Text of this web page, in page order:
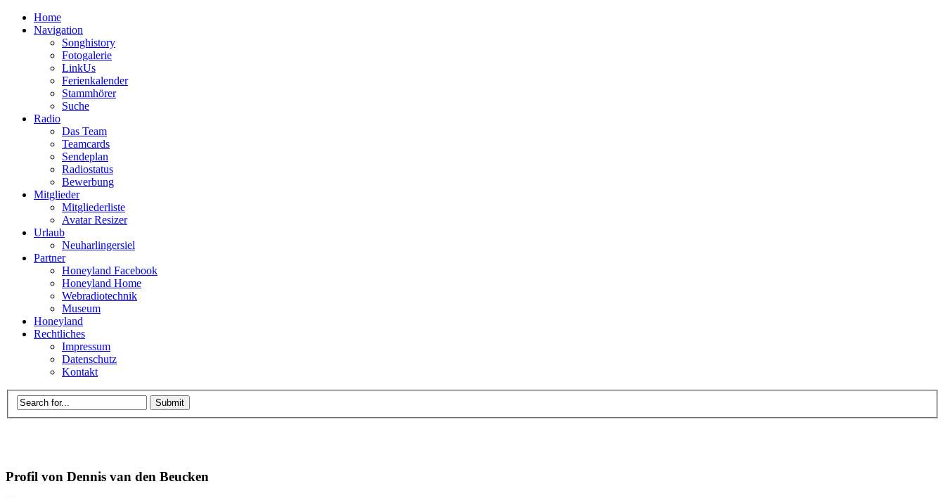
Home
Navigation
Songhistory
Fotogalerie
LinkUs
Ferienkalender
Stammhörer
Suche
Radio
Das Team
Teamcards
Sendeplan
Radiostatus
Bewerbung
Mitglieder
Mitgliederliste
Avatar Resizer
Urlaub
Neuharlingersiel
Partner
Honeyland Facebook
Honeyland Home
Webradiotechnik
Museum
Honeyland
Rechtliches
Impressum
Datenschutz
Kontakt
Profil von Dennis van den Beucken